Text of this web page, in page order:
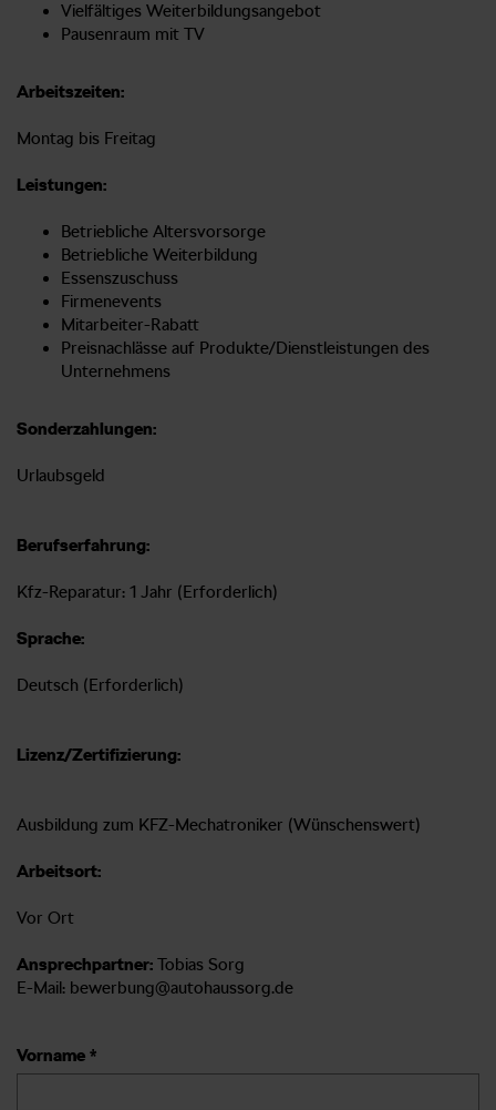
Vielfältiges Weiterbildungsangebot
Pausenraum mit TV
Arbeitszeiten:
Montag bis Freitag
Leistungen:
Betriebliche Altersvorsorge
Betriebliche Weiterbildung
Essenszuschuss
Firmenevents
Mitarbeiter-Rabatt
Preisnachlässe auf Produkte/Dienstleistungen des
Unternehmens
Sonderzahlungen:
Urlaubsgeld
Berufserfahrung:
Kfz-Reparatur: 1 Jahr (Erforderlich)
Sprache:
Deutsch (Erforderlich)
Lizenz/Zertifizierung:
Ausbildung zum KFZ-Mechatroniker (Wünschenswert)
Arbeitsort:
Vor Ort
Ansprechpartner: Tobias Sorg
E-Mail: bewerbung@autohaussorg.de
Vorname *